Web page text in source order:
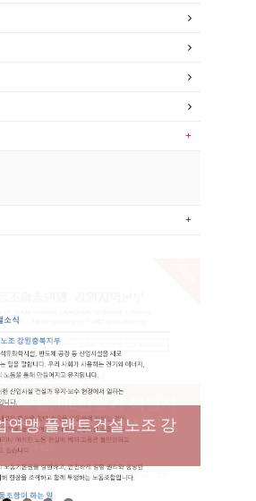
죽음, HL만도가 책임져
사고의 철저한 진상규명
련하라
연맹 플랜트건설노조 강
] 폭염감시단 사업 이모저
비스연맹 전국학교비정
부 김유미 춘천지회장
노동자 합창단 모임